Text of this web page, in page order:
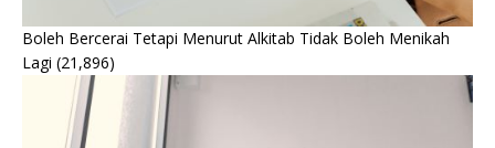
Boleh Bercerai Tetapi Menurut Alkitab Tidak Boleh Menikah
Lagi (21,896)